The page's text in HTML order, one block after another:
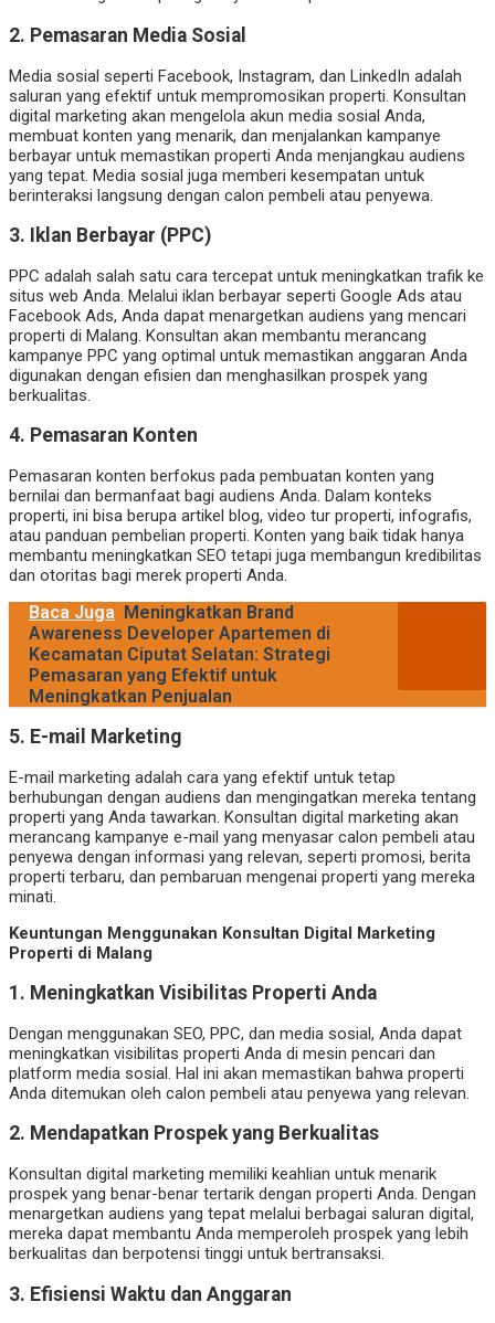
2. Pemasaran Media Sosial
Media sosial seperti Facebook, Instagram, dan LinkedIn adalah
saluran yang efektif untuk mempromosikan properti. Konsultan
digital marketing akan mengelola akun media sosial Anda,
membuat konten yang menarik, dan menjalankan kampanye
berbayar untuk memastikan properti Anda menjangkau audiens
yang tepat. Media sosial juga memberi kesempatan untuk
berinteraksi langsung dengan calon pembeli atau penyewa.
3. Iklan Berbayar (PPC)
PPC adalah salah satu cara tercepat untuk meningkatkan trafik ke
situs web Anda. Melalui iklan berbayar seperti Google Ads atau
Facebook Ads, Anda dapat menargetkan audiens yang mencari
properti di Malang. Konsultan akan membantu merancang
kampanye PPC yang optimal untuk memastikan anggaran Anda
digunakan dengan efisien dan menghasilkan prospek yang
berkualitas.
4. Pemasaran Konten
Pemasaran konten berfokus pada pembuatan konten yang
bernilai dan bermanfaat bagi audiens Anda. Dalam konteks
properti, ini bisa berupa artikel blog, video tur properti, infografis,
atau panduan pembelian properti. Konten yang baik tidak hanya
membantu meningkatkan SEO tetapi juga membangun kredibilitas
dan otoritas bagi merek properti Anda.
Baca Juga Meningkatkan Brand
Awareness Developer Apartemen di
Kecamatan Ciputat Selatan: Strategi
Pemasaran yang Efektif untuk
Meningkatkan Penjualan
5. E-mail Marketing
E-mail marketing adalah cara yang efektif untuk tetap
berhubungan dengan audiens dan mengingatkan mereka tentang
properti yang Anda tawarkan. Konsultan digital marketing akan
merancang kampanye e-mail yang menyasar calon pembeli atau
penyewa dengan informasi yang relevan, seperti promosi, berita
properti terbaru, dan pembaruan mengenai properti yang mereka
minati.
Keuntungan Menggunakan Konsultan Digital Marketing
Properti di Malang
1. Meningkatkan Visibilitas Properti Anda
Dengan menggunakan SEO, PPC, dan media sosial, Anda dapat
meningkatkan visibilitas properti Anda di mesin pencari dan
platform media sosial. Hal ini akan memastikan bahwa properti
Anda ditemukan oleh calon pembeli atau penyewa yang relevan.
2. Mendapatkan Prospek yang Berkualitas
Konsultan digital marketing memiliki keahlian untuk menarik
prospek yang benar-benar tertarik dengan properti Anda. Dengan
menargetkan audiens yang tepat melalui berbagai saluran digital,
mereka dapat membantu Anda memperoleh prospek yang lebih
berkualitas dan berpotensi tinggi untuk bertransaksi.
3. Efisiensi Waktu dan Anggaran